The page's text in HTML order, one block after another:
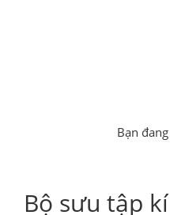
Bạn
Bộ sưu tập